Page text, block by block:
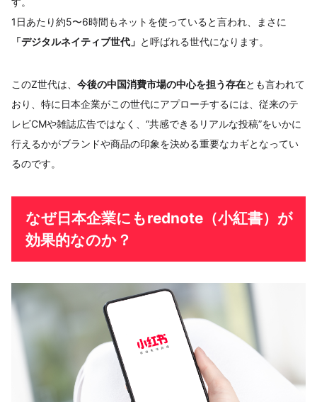
1日あたり約5〜6時間もネットを使っていると言われ、まさに
「デジタルネイティブ世代」 と呼ばれる世代になります。
このZ世代は、 今後の中国消費市場の中心を担う存在とも言われて
おり、特に日本企業がこの世代にアプローチするには、従来のテ
レビCMや雑誌広告ではなく、“共感できるリアルな投稿”をいかに
行えるかがブランドや商品の印象を決める重要なカギとなってい
るのです。
なぜ日本企業にもrednote（小紅書）が
効果的なのか？